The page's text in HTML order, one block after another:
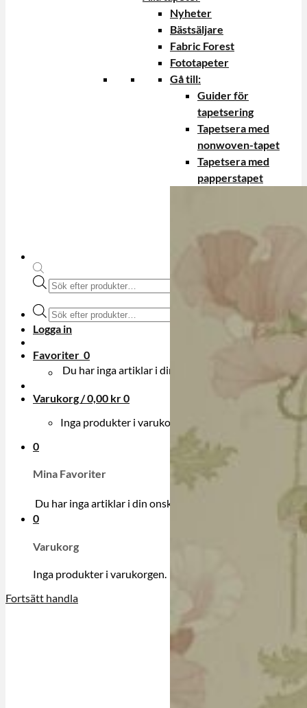
Produktsökning
Produktsökning
Logga in
Favoriter 0
Du har inga artiklar i din onskelista.
Varukorg /0,00 kr0
Inga produkter i varukorgen.
0
Mina Favoriter
Du har inga artiklar i din onskelista.
0
Varukorg
Inga produkter i varukorgen.
Fortsätt handla
Nyheter
Bästsäljare
Fabric Forest
Fototapeter
Gå till:
Guider för
tapetsering
Tapetsera med
nonwoven-tapet
Tapetsera med
papperstapet